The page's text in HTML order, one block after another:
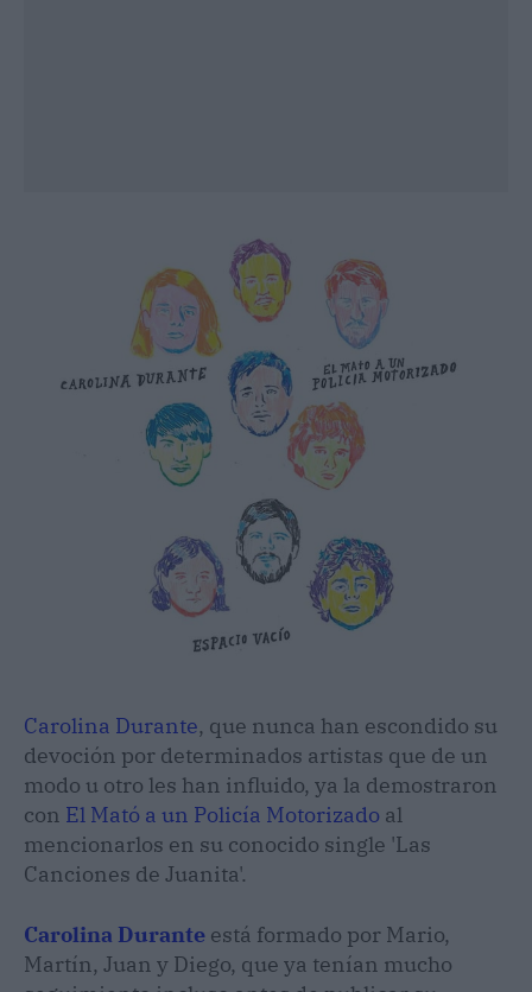
Carolina Durante, que nunca han escondido su
devoción por determinados artistas que de un
modo u otro les han influido, ya la demostraron
con El Mató a un Policía Motorizado al
mencionarlos en su conocido single 'Las
Canciones de Juanita'.
Carolina Durante está formado por Mario,
Martín, Juan y Diego, que ya tenían mucho